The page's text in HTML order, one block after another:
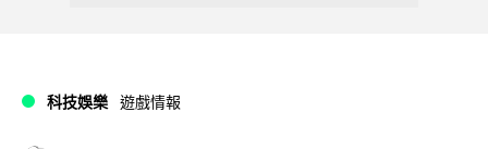
科技娛樂 遊戲情報